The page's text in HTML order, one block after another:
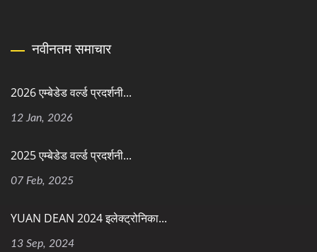
नवीनतम समाचार
2026 एम्बेडेड वर्ल्ड प्रदर्शनी...
12 Jan, 2026
2025 एम्बेडेड वर्ल्ड प्रदर्शनी...
07 Feb, 2025
YUAN DEAN 2024 इलेक्ट्रोनिका...
13 Sep, 2024